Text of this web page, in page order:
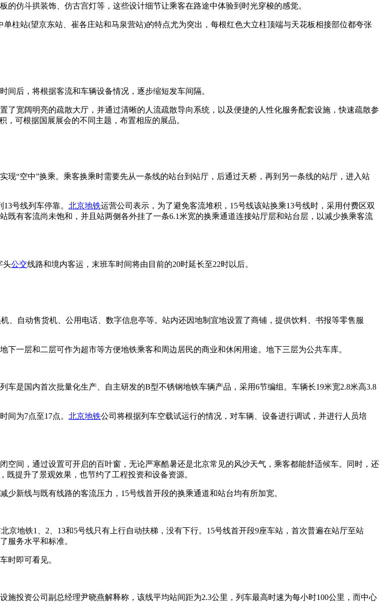
斗拱装饰、仿古宫灯等，这些设计细节让乘客在路途中体验到时光穿梭的感觉。
站(望京东站、崔各庄站和马泉营站)的特点尤为突出，每根红色大立柱顶端与天花板相接部位都夸张
后，将根据客流和车辆设备情况，逐步缩短发车间隔。
宽阔明亮的疏散大厅，并通过清晰的人流疏散导向系统，以及便捷的人性化服务配套设施，快速疏散参
可根据国展展会的不同主题，布置相应的展品。
“空中”换乘。乘客换乘时需要先从一条线的站台到站厅，后通过天桥，再到另一条线的站厅，进入站
号线列车停靠。 北京地铁运营公司表示，为了避免客流堆积，15号线该站换乘13号线时，采用付费区双
既有客流尚未饱和，并且站两侧各外挂了一条6.1米宽的换乘通道连接站厅层和站台层，以减少换乘客流
头公交线路和境内客运，末班车时间将由目前的20时延长至22时以后。
自动售货机、公用电话、数字信息亭等。站内还因地制宜地设置了商铺，提供饮料、书报等零售服
层和二层可作为超市等方便地铁乘客和周边居民的商业和休闲用途。地下三层为公共车库。
国内首次批量化生产、自主研发的B型不锈钢地铁车辆产品，采用6节编组。车辆长19米宽2.8米高3.8
为7点至17点。 北京地铁公司将根据列车空载试运行的情况，对车辆、设备进行调试，并进行人员培
间，通过设置可开启的百叶窗，无论严寒酷暑还是北京常见的风沙天气，乘客都能舒适候车。同时，还
提升了景观效果，也节约了工程投资和设备资源。
新线与既有线路的客流压力，15号线首开段的换乘通道和站台均有所加宽。
地铁1、2、13和5号线只有上行自动扶梯，没有下行。15号线首开段9座车站，首次普遍在站厅至站
服务水平和标准。
时即可看见。
投资公司副总经理尹晓燕解释称，该线平均站间距为2.3公里，列车最高时速为每小时100公里，而中心